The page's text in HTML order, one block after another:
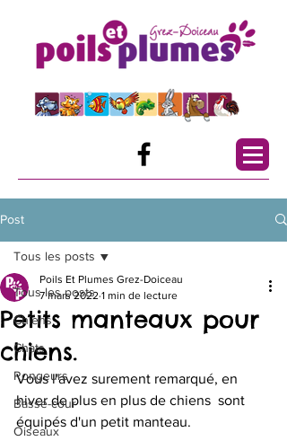
Post
Tous les posts
Chiens
Chats
Rongeurs
Basse-cour
Oiseaux
Tous les posts
Petits manteaux pour
chiens.
Poils Et Plumes Grez-Doiceau
7 mars 2022 1 min de lecture
Vous l'avez surement remarqué, en
hiver de plus en plus de chiens  sont
équipés d'un petit manteau.